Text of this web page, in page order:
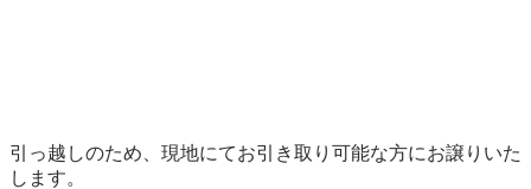
引っ越しのため、現地にてお引き取り可能な方にお譲りいた
します。